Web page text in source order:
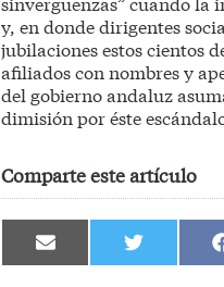
y, en donde dirigentes
jubilaciones estos cientos
afiliados con nombres y
del gobierno andaluz
dimisión por éste
Comparte este artículo
Compartir
en
Compartir
en